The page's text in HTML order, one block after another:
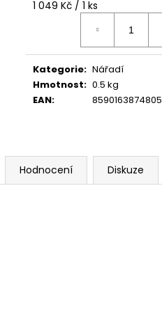
Měrná
1 049 Kč / 1 ks
Kategorie: Nářadí
Hmotnost: 0.5 kg
EAN: 8590163874805
Hodnocení Diskuze